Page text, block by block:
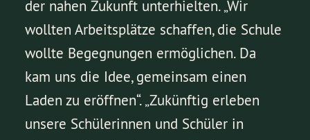
der nahen Zukunft unterhielten. „Wir
wollten Arbeitsplätze schaffen, die Schule
wollte Begegnungen ermöglichen. Da
kam uns die Idee, gemeinsam einen
Laden zu eröffnen“. „Zukünftig erleben
unsere Schülerinnen und Schüler in